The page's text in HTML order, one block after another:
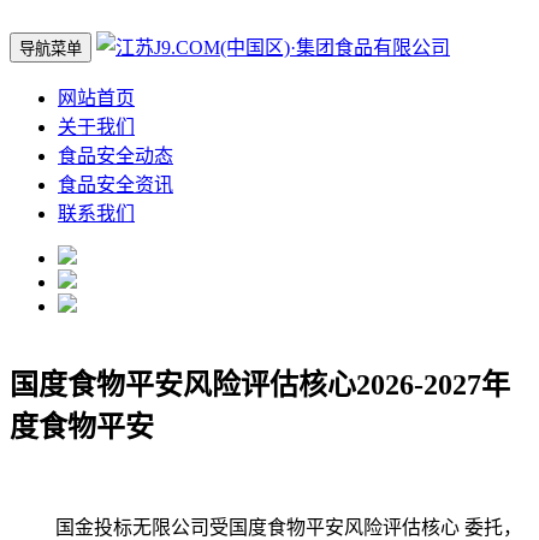
导航菜单
网站首页
关于我们
食品安全动态
食品安全资讯
联系我们
国度食物平安风险评估核心2026-2027年
度食物平安
国金投标无限公司受国度食物平安风险评估核心 委托，